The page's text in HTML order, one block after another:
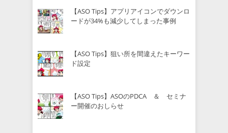
【ASO Tips】アプリアイコンでダウンロ
ードが34%も減少してしまった事例
【ASO Tips】狙い所を間違えたキーワー
ド設定
【ASO Tips】ASOのPDCA ＆ セミナ
ー開催のおしらせ